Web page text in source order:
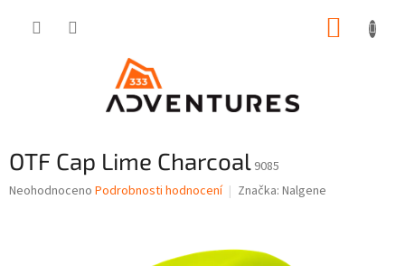
OTF Cap Lime Charcoal 9085
Průměrné
Neohodnoceno Podrobnosti hodnocení Značka: Nalgene